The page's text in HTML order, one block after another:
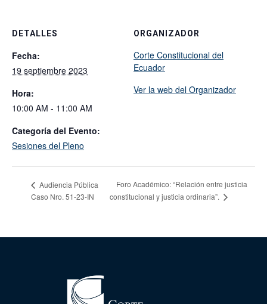
DETALLES
Fecha:
19 septiembre 2023
Hora:
10:00 AM - 11:00 AM
Categoría del Evento:
Sesiones del Pleno
ORGANIZADOR
Corte Constitucional del
Ecuador
Ver la web del Organizador
Audiencia Pública
Caso Nro. 51-23-IN
Foro Académico: “Relación entre justicia
constitucional y justicia ordinaria”.